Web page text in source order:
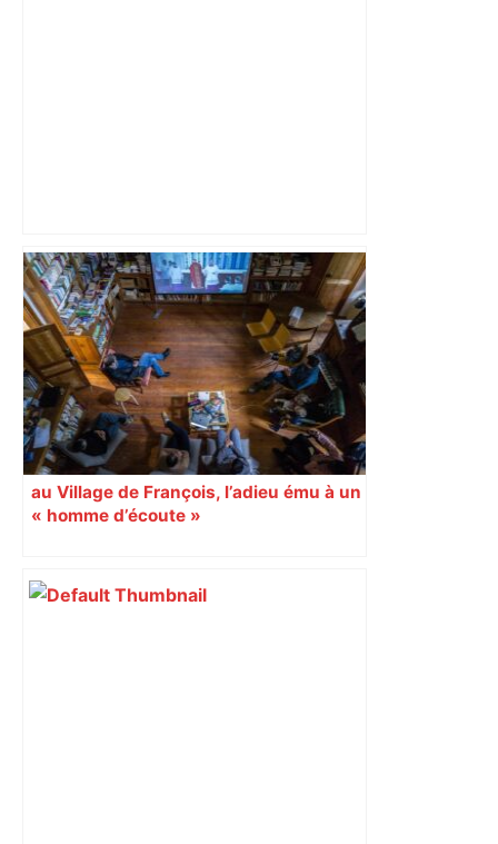
Top 14 : Perpignan mate le leader
Toulouse et quitte la dernière place –
lanouvellerepublique.fr
au Village de François, l’adieu ému à un
« homme d’écoute »